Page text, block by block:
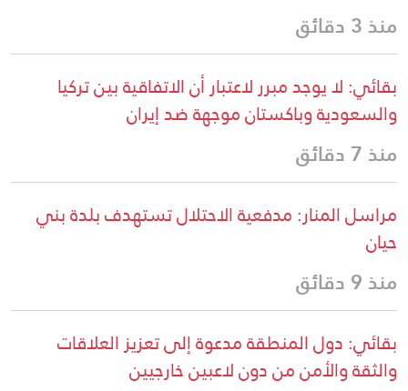
منذ 3 دقائق
بقائي: لا يوجد مبرر لاعتبار أن الاتفاقية بين تركيا
والسعودية وباكستان موجهة ضد إيران
منذ 7 دقائق
مراسل المنار: مدفعية الاحتلال تستهدف بلدة بني
حيان
منذ 9 دقائق
بقائي: دول المنطقة مدعوة إلى تعزيز العلاقات
والثقة والأمن من دون لاعبين خارجيين